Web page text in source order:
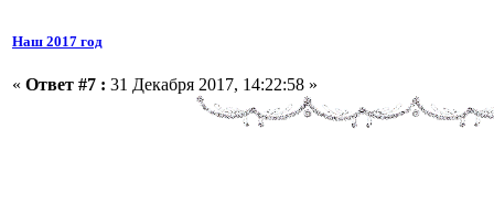
Наш 2017 год
« Ответ #7 : 31 Декабря 2017, 14:22:58 »